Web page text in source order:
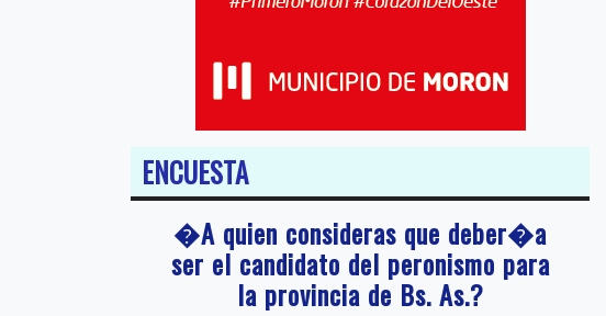
ENCUESTA
�A quien consideras que deber�a
ser el candidato del peronismo para
la provincia de Bs. As.?